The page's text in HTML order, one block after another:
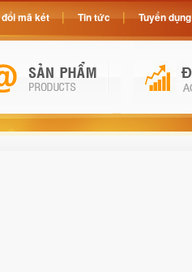
mã két Tin tức Tuyển dụng